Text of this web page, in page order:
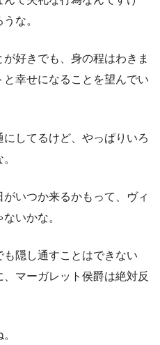
な。
好きでも、身の程はわきま
幸せになることを望んでい
してるけど、やっぱりいろ
いつか来るかもって、ヴィ
いかな。
隠し通すことはできない
マーガレット侯爵は絶対反